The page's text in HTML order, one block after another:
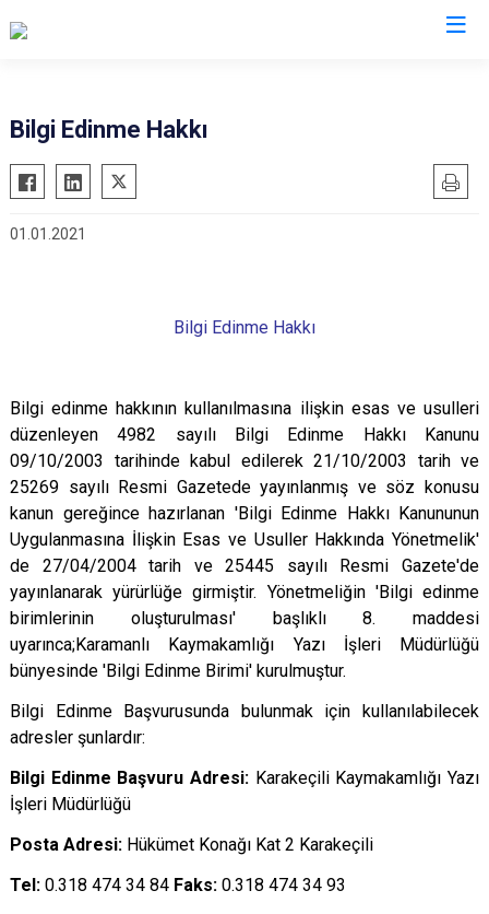
Bahşili
Balışeyh
Çelebi
Yahşihan
Bilgi Edinme Hakkı
01.01.2021
Bilgi Edinme Hakkı
Bilgi edinme hakkının kullanılmasına ilişkin esas ve usulleri
düzenleyen 4982 sayılı Bilgi Edinme Hakkı Kanunu
09/10/2003 tarihinde kabul edilerek 21/10/2003 tarih ve
25269 sayılı Resmi Gazetede yayınlanmış ve söz konusu
kanun gereğince hazırlanan 'Bilgi Edinme Hakkı Kanununun
Uygulanmasına İlişkin Esas ve Usuller Hakkında Yönetmelik'
de 27/04/2004 tarih ve 25445 sayılı Resmi Gazete'de
yayınlanarak yürürlüğe girmiştir. Yönetmeliğin 'Bilgi edinme
birimlerinin oluşturulması' başlıklı 8. maddesi
uyarınca;Karamanlı Kaymakamlığı Yazı İşleri Müdürlüğü
bünyesinde 'Bilgi Edinme Birimi' kurulmuştur.
Bilgi Edinme Başvurusunda bulunmak için kullanılabilecek
adresler şunlardır:
Bilgi Edinme Başvuru Adresi: Karakeçili Kaymakamlığı Yazı
İşleri Müdürlüğü
Posta Adresi: Hükümet Konağı Kat 2 Karakeçili
Tel: 0.318 474 34 84 Faks: 0.318 474 34 93